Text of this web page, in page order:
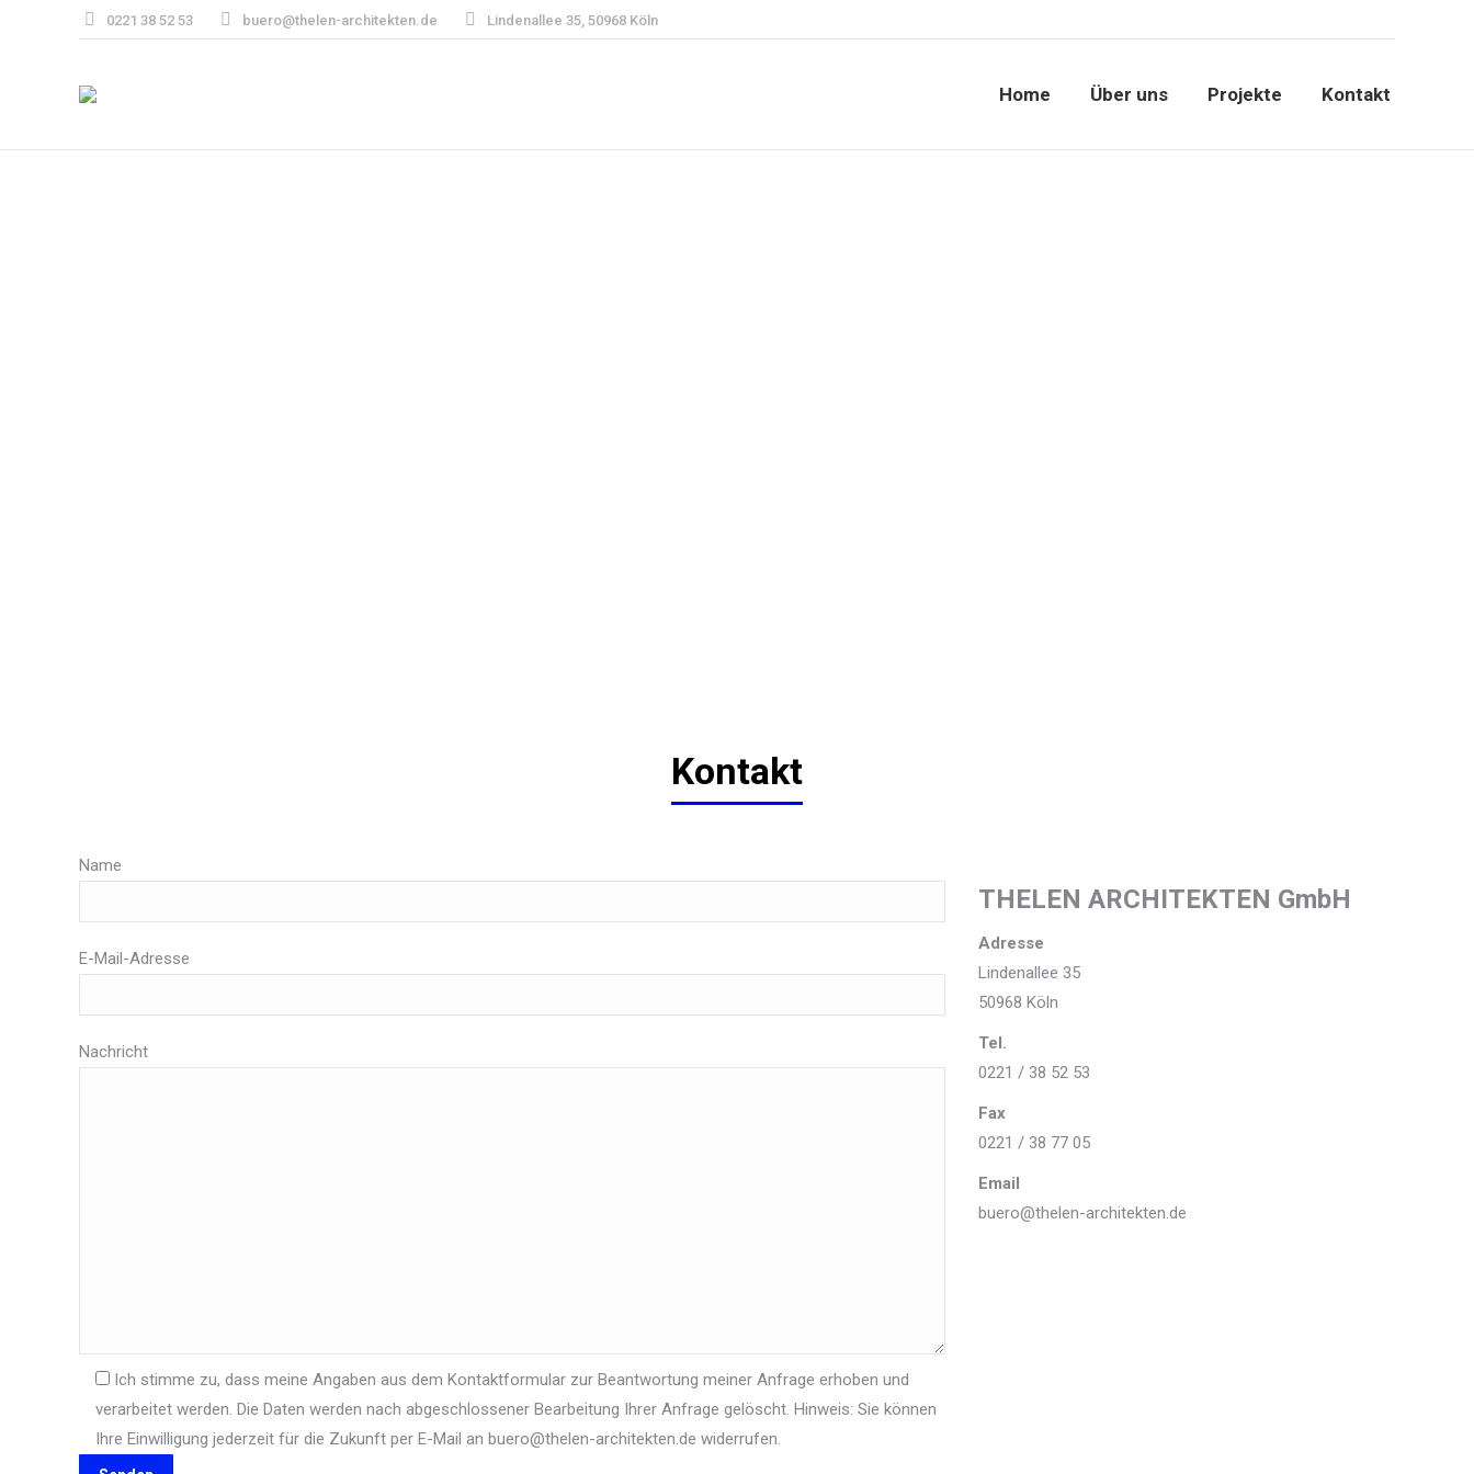
0221 38 52 53 buero@thelen-architekten.de Lindenallee 35, 50968 Köln
Home Über uns Projekte Kontakt
Kontakt
Name
E-Mail-Adresse
Nachricht
Ich stimme zu, dass meine Angaben aus dem Kontaktformular zur Beantwortung meiner Anfrage erhoben und
verarbeitet werden. Die Daten werden nach abgeschlossener Bearbeitung Ihrer Anfrage gelöscht. Hinweis: Sie können
Ihre Einwilligung jederzeit für die Zukunft per E-Mail an buero@thelen-architekten.de widerrufen.
THELEN ARCHITEKTEN GmbH
Adresse
Lindenallee 35
50968 Köln
Tel.
0221 / 38 52 53
Fax
0221 / 38 77 05
Email
buero@thelen-architekten.de